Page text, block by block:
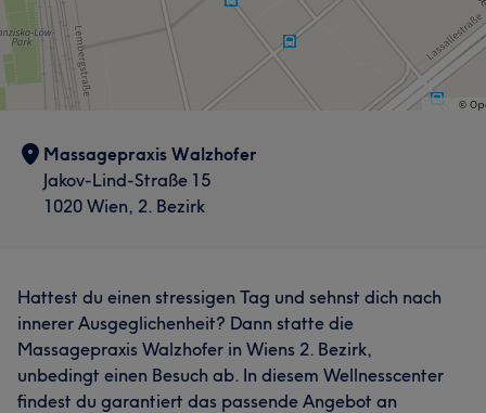
Massagepraxis Walzhofer
Jakov-Lind-Straße 15
1020 Wien, 2. Bezirk
Hattest du einen stressigen Tag und sehnst dich nach
innerer Ausgeglichenheit? Dann statte die
Massagepraxis Walzhofer in Wiens 2. Bezirk,
unbedingt einen Besuch ab. In diesem Wellnesscenter
findest du garantiert das passende Angebot an